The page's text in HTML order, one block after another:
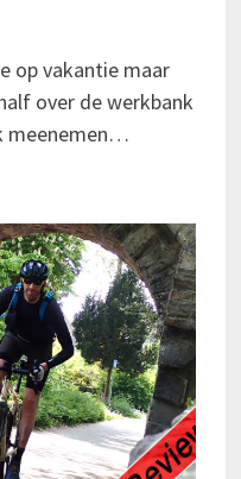
op vakantie maar
over de werkbank
meenemen…